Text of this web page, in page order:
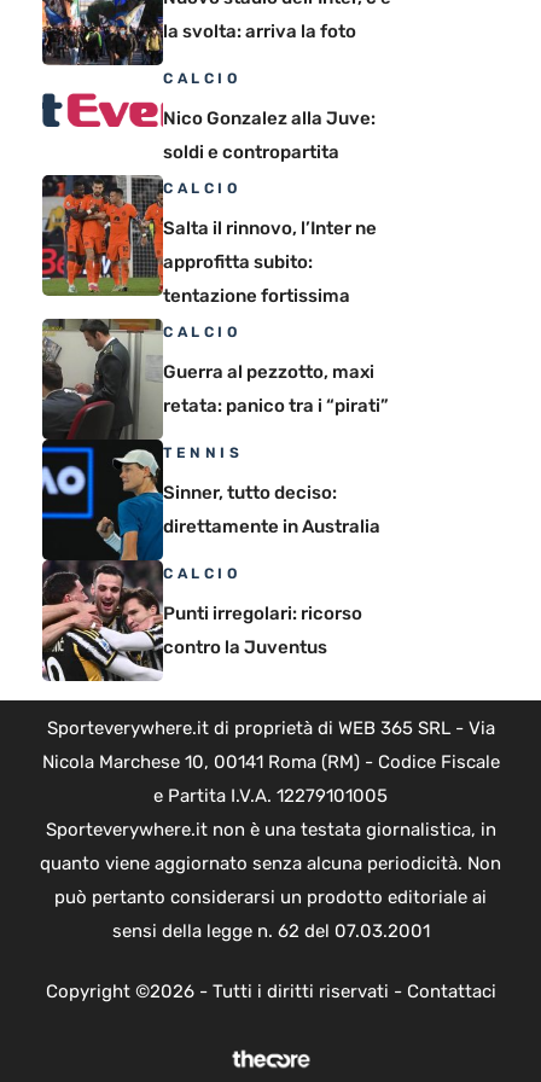
la svolta: arriva la foto
CALCIO
Nico Gonzalez alla Juve:
soldi e contropartita
CALCIO
Salta il rinnovo, l’Inter ne
approfitta subito:
tentazione fortissima
CALCIO
Guerra al pezzotto, maxi
retata: panico tra i “pirati”
TENNIS
Sinner, tutto deciso:
direttamente in Australia
CALCIO
Punti irregolari: ricorso
contro la Juventus
Sporteverywhere.it di proprietà di WEB 365 SRL - Via
Nicola Marchese 10, 00141 Roma (RM) - Codice Fiscale
e Partita I.V.A. 12279101005
Sporteverywhere.it non è una testata giornalistica, in
quanto viene aggiornato senza alcuna periodicità. Non
può pertanto considerarsi un prodotto editoriale ai
sensi della legge n. 62 del 07.03.2001
Copyright ©2026 - Tutti i diritti riservati - Contattaci